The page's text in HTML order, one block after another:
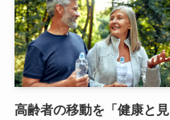
高齢者の移動を「健康と見